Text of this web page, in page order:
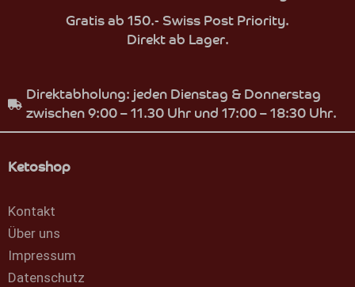
Gratis ab 150.- Swiss Post Priority.
Direkt ab Lager.
Direktabholung: jeden Dienstag & Donnerstag
zwischen 9:00 – 11.30 Uhr und 17:00 – 18:30 Uhr.
Ketoshop
Kontakt
Über uns
Impressum
Datenschutz